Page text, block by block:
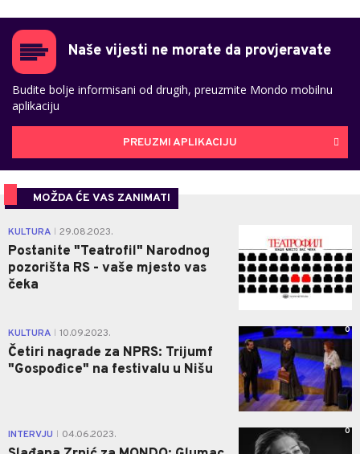
Naše vijesti ne morate da provjeravate
Budite bolje informisani od drugih, preuzmite Mondo mobilnu
aplikaciju
PREUZMI APLIKACIJU
MOŽDA ĆE VAS ZANIMATI
KULTURA 29.08.2023.
Postanite "Teatrofil" Narodnog
pozorišta RS - vaše mjesto vas
čeka
KULTURA 10.09.2023.
Četiri nagrade za NPRS: Trijumf
"Gospođice" na festivalu u Nišu
0
INTERVJU 04.06.2023. 0